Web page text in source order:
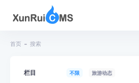
首页 搜索
栏目 不限 旅游动态